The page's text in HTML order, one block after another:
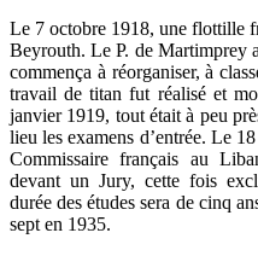
Le 7 octobre 1918, une flottille
Beyrouth. Le P. de Martimprey
commença à réorganiser, à
travail de titan fut réalisé et
janvier 1919, tout était à peu
lieu les examens d’entrée. Le
Commissaire français au
devant un Jury, cette fois
durée des études sera de cinq
sept en 1935.